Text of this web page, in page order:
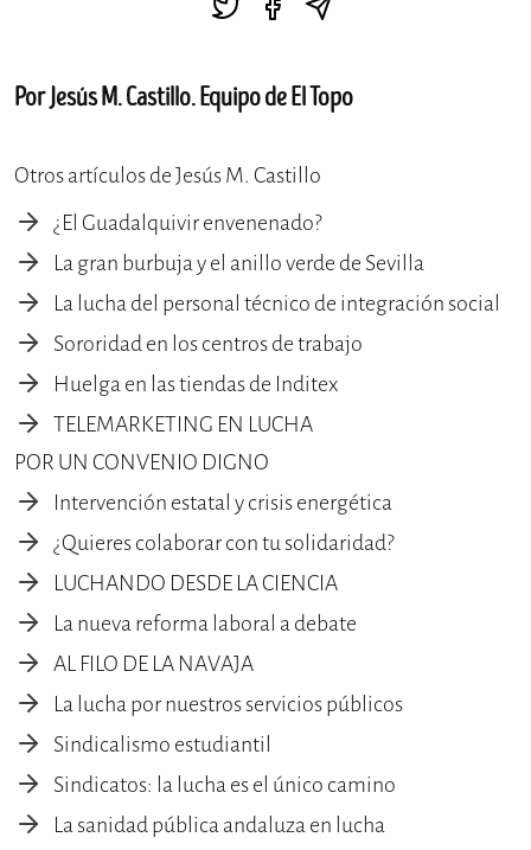
Por Jesús M. Castillo. Equipo de El Topo
Otros artículos de Jesús M. Castillo
¿El Guadalquivir envenenado?
La gran burbuja y el anillo verde de Sevilla
La lucha del personal técnico de integración social
Sororidad en los centros de trabajo
Huelga en las tiendas de Inditex
TELEMARKETING EN LUCHA
POR UN CONVENIO DIGNO
Intervención estatal y crisis energética
¿Quieres colaborar con tu solidaridad?
LUCHANDO DESDE LA CIENCIA
La nueva reforma laboral a debate
AL FILO DE LA NAVAJA
La lucha por nuestros servicios públicos
Sindicalismo estudiantil
Sindicatos: la lucha es el único camino
La sanidad pública andaluza en lucha